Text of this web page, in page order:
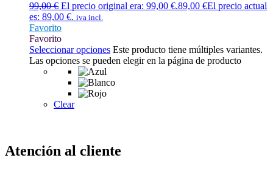
99,00€ El precio original era: 99,00 €.89,00 €El precio actual
es: 89,00 €. iva incl.
Favorito
Favorito
Seleccionar opciones Este producto tiene múltiples variantes.
Las opciones se pueden elegir en la página de producto
Clear
Atención al cliente